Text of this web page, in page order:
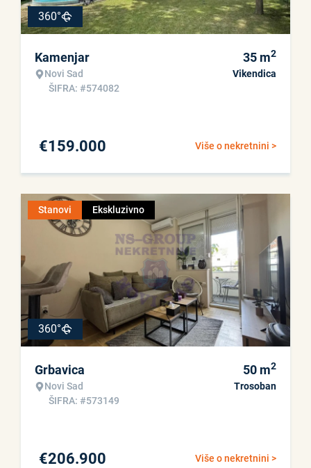
360°
Kamenjar
Novi Sad
ŠIFRA: #574082
35 m2
Vikendica
Više o nekretnini >
€159.000
Stanovi Ekskluzivno
360°
Grbavica
Novi Sad
ŠIFRA: #573149
50 m2
Trosoban
Više o nekretnini >
€206.900